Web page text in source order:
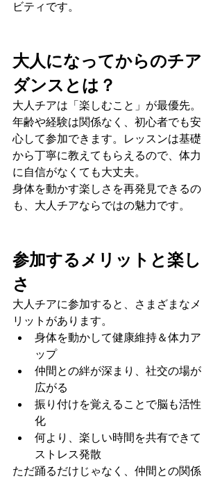
ビティです。
大人になってからのチア
ダンスとは？
大人チアは「楽しむこと」が最優先。
年齢や経験は関係なく、初心者でも安
心して参加できます。レッスンは基礎
から丁寧に教えてもらえるので、体力
に自信がなくても大丈夫。
身体を動かす楽しさを再発見できるの
も、大人チアならではの魅力です。
参加するメリットと楽し
さ
大人チアに参加すると、さまざまなメ
リットがあります。
身体を動かして健康維持＆体力ア
ップ
仲間との絆が深まり、社交の場が
広がる
振り付けを覚えることで脳も活性
化
何より、楽しい時間を共有できて
ストレス発散
ただ踊るだけじゃなく、仲間との関係